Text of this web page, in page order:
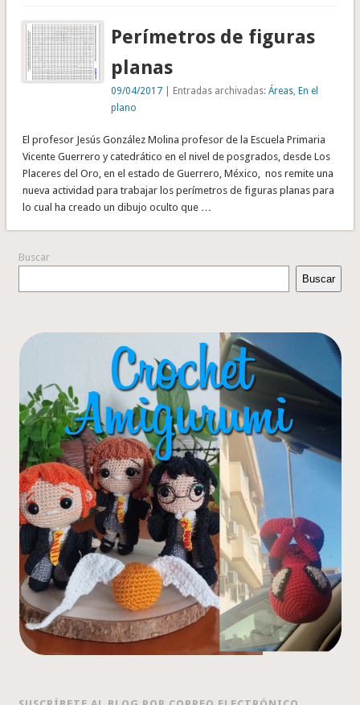
Perímetros de figuras
planas
09/04/2017 | Entradas archivadas:Áreas ,En el
plano
El profesor Jesús González Molina profesor de la Escuela Primaria
Vicente Guerrero y catedrático en el nivel de posgrados, desde Los
Placeres del Oro, en el estado de Guerrero, México, nos remite una
nueva actividad para trabajar los perímetros de figuras planas para
lo cual ha creado un dibujo oculto que …
Buscar
Buscar